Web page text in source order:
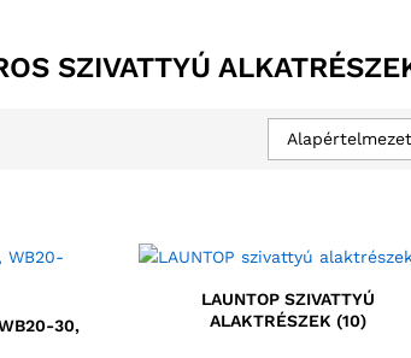
SZIVATTYÚ
30,
LAUNTOP SZIVATTYÚ
ALAKTRÉSZEK (10)